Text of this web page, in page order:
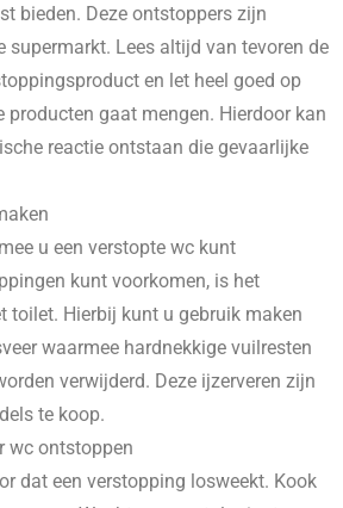
bieden. Deze ontstoppers zijn
supermarkt. Lees altijd van tevoren de
en let heel goed op
producten gaat mengen. Hierdoor kan
reactie ontstaan die gevaarlijke
u een verstopte wc kunt
kunt voorkomen, is het
toilet. Hierbij kunt u gebruik maken
waarmee hardnekkige vuilresten
verwijderd. Deze ijzerveren zijn
te koop.
wc ontstoppen
dat een verstopping losweekt. Kook